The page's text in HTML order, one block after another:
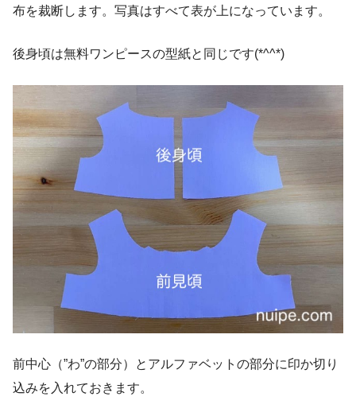
布を裁断します。写真はすべて表が上になっています。
後身頃は無料ワンピースの型紙と同じです(*^^*)
前中心（”わ”の部分）とアルファベットの部分に印か切り
込みを入れておきます。